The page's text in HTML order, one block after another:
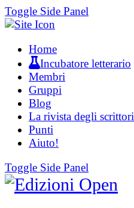
Toggle Side Panel
Home
Incubatore letterario
Membri
Gruppi
Blog
La rivista degli scrittori
Punti
Aiuto!
Toggle Side Panel